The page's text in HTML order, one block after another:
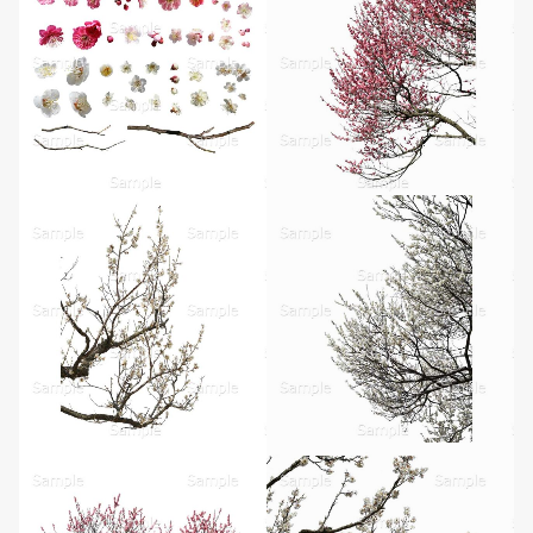
無料ダウンロード